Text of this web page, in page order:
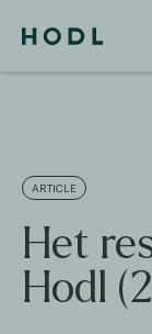
ARTICLE
Het
Hodl